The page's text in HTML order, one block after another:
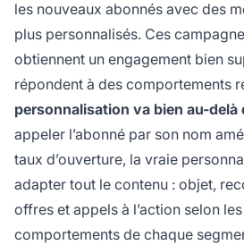
les nouveaux abonnés avec des
plus personnalisés. Ces
obtiennent un engagement bien
répondent à des comportements
personnalisation va bien au-delà
appeler l’abonné par son nom
taux d’ouverture, la vraie
adapter tout le contenu : objet,
offres et appels à l’action selon
comportements de chaque